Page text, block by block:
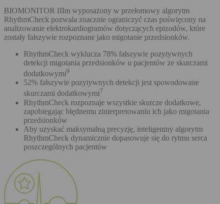
BIOMONITOR IIIm wyposażony w przełomowy algorytm
RhythmCheck pozwala znacznie ograniczyć czas poświęcony na
analizowanie elektrokardiogramów dotyczących epizodów, które
zostały fałszywie rozpoznane jako migotanie przedsionków.
RhythmCheck wyklucza 78% fałszywie pozytywnych
detekcji migotania przedsionków u pacjentów ze skurczami
dodatkowymi9
52% fałszywie pozytywnych detekcji jest spowodowane
skurczami dodatkowymi7
RhythmCheck rozpoznaje wszystkie skurcze dodatkowe,
zapobiegając błędnemu zinterpretowaniu ich jako migotania
przedsionków
Aby uzyskać maksymalną precyzję, inteligentny algorytm
RhythmCheck dynamicznie dopasowuje się do rytmu serca
poszczególnych pacjentów